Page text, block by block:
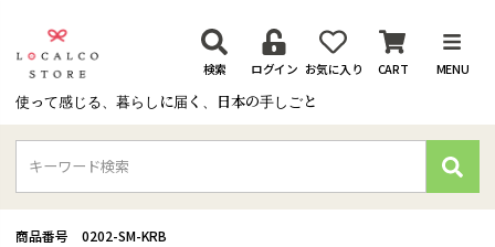
使って感じる、暮らしに届く、日本の手しごと
検索 ログイン お気に入り CART MENU
検
索
商品番号 0202-SM-KRB